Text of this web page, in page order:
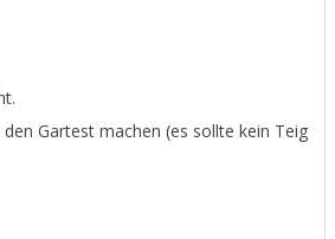
Gartest machen (es sollte kein Teig